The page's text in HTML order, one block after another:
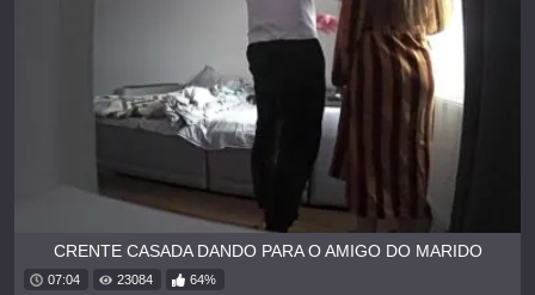
CRENTE CASADA DANDO PARA O AMIGO DO MARIDO
07:04 23084 64%